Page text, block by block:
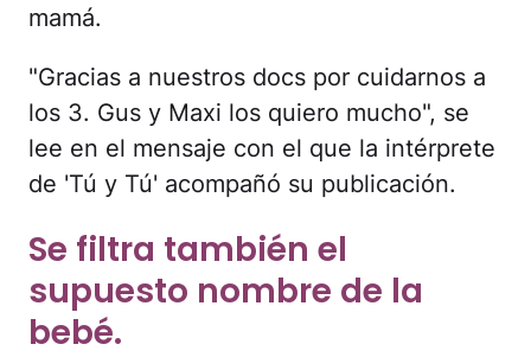
mamá.
"Gracias a nuestros docs por cuidarnos a
los 3. Gus y Maxi los quiero mucho", se
lee en el mensaje con el que la intérprete
de 'Tú y Tú' acompañó su publicación.
Se filtra también el
supuesto nombre de la
bebé.